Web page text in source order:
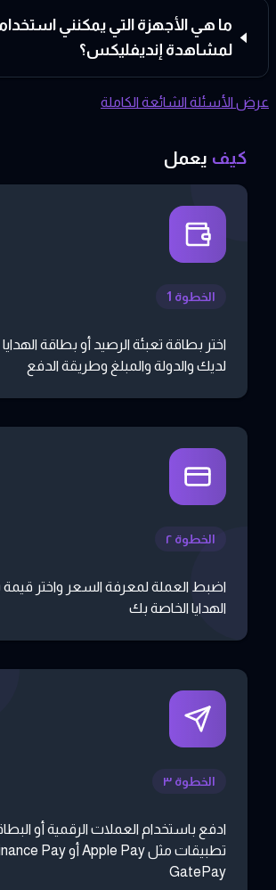
ما هي الأجهزة التي يمكنني
لمشاهدة إنديفليكس؟
عرض الأسئلة الشائعة الكاملة
كيف يعمل
الخطوة 1
اختر بطاقة تعبئة الرصيد أو بطاقة
لديك والدولة والمبلغ وطريقة الدفع
الخطوة ٢
اضبط العملة لمعرفة السعر واختر
الهدايا الخاصة بك
الخطوة ٣
ادفع باستخدام العملات الرقمية أو
GatePay